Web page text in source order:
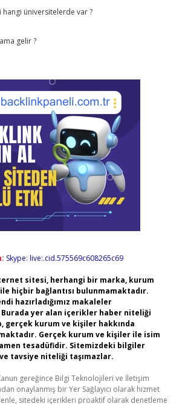
üniversitelerde var ?
gelir ?
Skype: live:.cid.575569c608265c69
sitesi, herhangi bir marka, kurum
hiçbir bağlantısı bulunmamaktadır.
hazırladığımız makaleler
Burada yer alan içerikler haber niteliği
gerçek kurum ve kişiler hakkında
Gerçek kurum ve kişiler ile isim
tesadüfidir. Sitemizdeki bilgiler
tavsiye niteliği taşımazlar.
gereğince Bilgi Teknolojileri ve İletişim
onaylanmış bir Yer Sağlayıcı olarak hizmet
sitedeki içerikleri proaktif olarak denetleme